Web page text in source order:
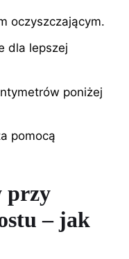
oczyszczającym.
dla lepszej
poniżej
pomocą
przy
– jak